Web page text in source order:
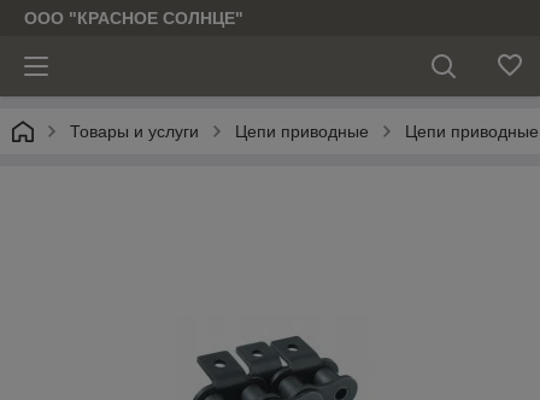
ООО "КРАСНОЕ СОЛНЦЕ"
Товары и услуги Цепи приводные Цепи